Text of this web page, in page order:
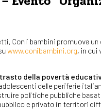
Con i bambini promuove
www.conibambini.org, in cui
della povertà
delle periferie
politiche pubbliche
e privato in territori